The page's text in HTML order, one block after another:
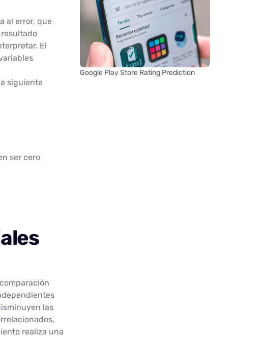
al error, que
El
siguiente
ser cero
las
realiza una
Google Play Store Rating Prediction